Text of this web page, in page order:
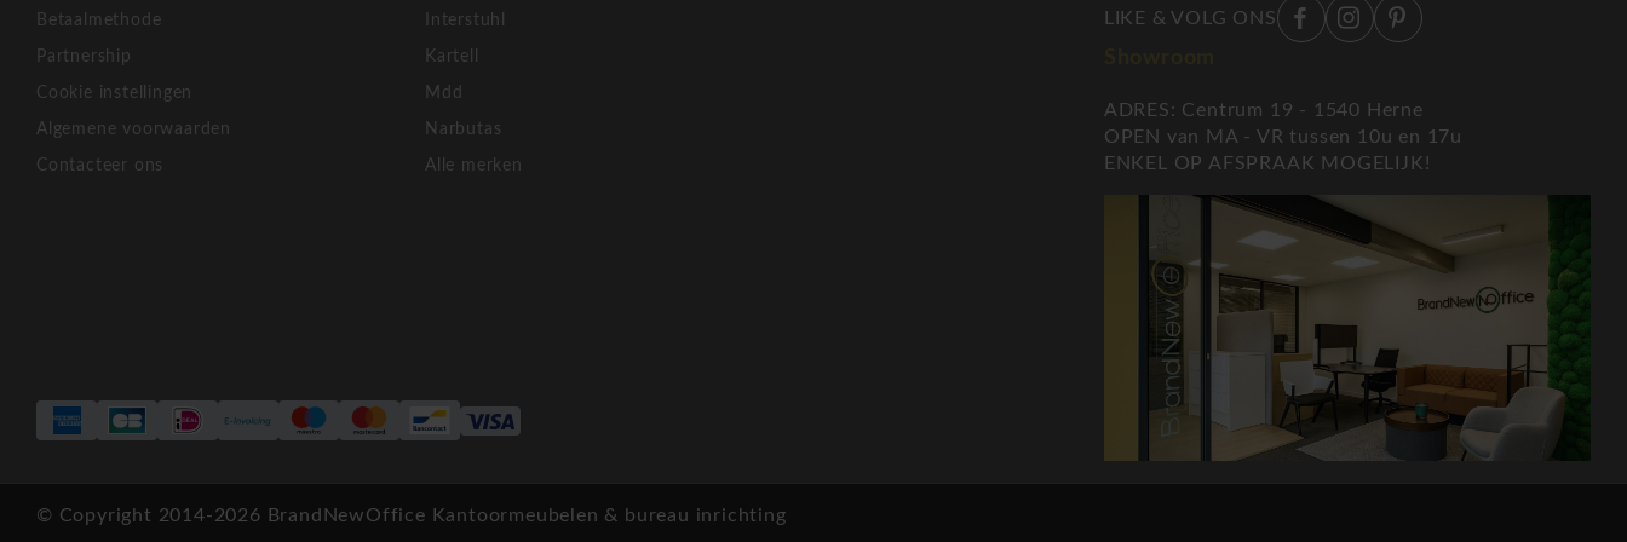
Modulaire configuraties voor individuele bureaus, L-vormige bureaus, en
eilandbureaus.
Ideaal voor projectteams en callcenters, met de mogelijkheid om bureaus te
verbinden voor opstellingen met meer dan 10 werkplekken.
Betaalmethode
Partnership
Cookie instellingen
Algemene voorwaarden
Contacteer ons
Interstuhl
Kartell
Mdd
Narbutas
Alle merken
LIKE & VOLG ONS
ADRES: Centrum 19 - 1540 Herne
OPEN van MA - VR tussen 10u en 17u
ENKEL OP AFSPRAAK MOGELIJK!
© Copyright 2014-2026 BrandNewOffice Kantoormeubelen & bureau inrichting